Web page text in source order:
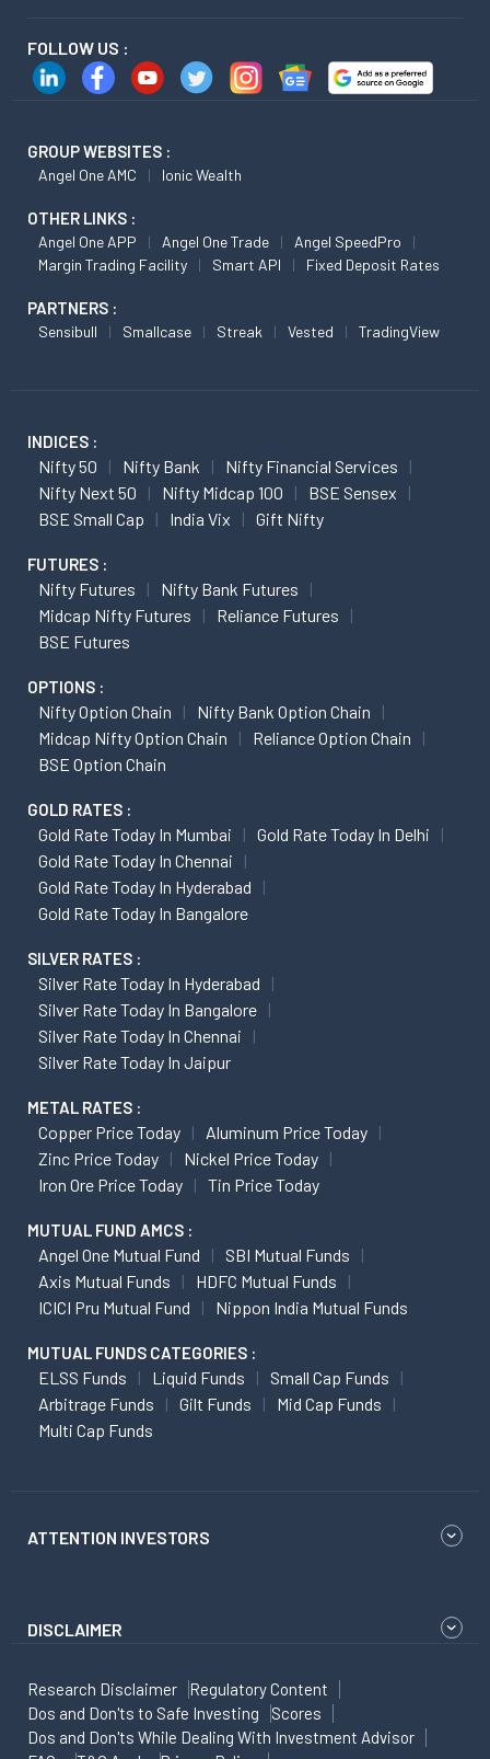
FOLLOW US :
GROUP WEBSITES :
Angel One AMC Ionic Wealth
OTHER LINKS :
Angel One APP Angel One Trade
Angel SpeedPro
Margin Trading Facility
Smart API Fixed Deposit Rates
PARTNERS :
Sensibull Smallcase Streak Vested TradingView
INDICES :
Nifty 50 Nifty Bank
Nifty Financial Services
Nifty Next 50
Nifty Midcap 100
BSE Sensex
BSE Small Cap
India Vix Gift Nifty
FUTURES :
Nifty Futures
Nifty Bank Futures
Midcap Nifty Futures
Reliance Futures
BSE Futures
OPTIONS :
Nifty Option Chain
Nifty Bank Option Chain
Midcap Nifty Option Chain
Reliance Option Chain
BSE Option Chain
GOLD RATES :
Gold Rate Today In Mumbai
Gold Rate Today In Delhi
Gold Rate Today In Chennai
Gold Rate Today In Hyderabad
Gold Rate Today In Bangalore
SILVER RATES :
Silver Rate Today In Hyderabad
Silver Rate Today In Bangalore
Silver Rate Today In Chennai
Silver Rate Today In Jaipur
METAL RATES :
Copper Price Today
Aluminum Price Today
Zinc Price Today
Nickel Price Today
Iron Ore Price Today
Tin Price Today
MUTUAL FUND AMCS :
Angel One Mutual Fund
SBI Mutual Funds
Axis Mutual Funds
HDFC Mutual Funds
ICICI Pru Mutual Fund
Nippon India Mutual Funds
MUTUAL FUNDS CATEGORIES :
ELSS Funds Liquid Funds
Small Cap Funds
Arbitrage Funds
Gilt Funds
Mid Cap Funds
Multi Cap Funds
ATTENTION INVESTORS
DISCLAIMER
Research Disclaimer
Regulatory Content
Dos and Don'ts to Safe Investing
Scores
Dos and Don'ts While Dealing With Investment Advisor